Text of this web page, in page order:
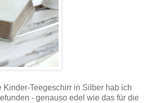
Kinder-Teegeschirr in Silber hab ich
- genauso edel wie das für die